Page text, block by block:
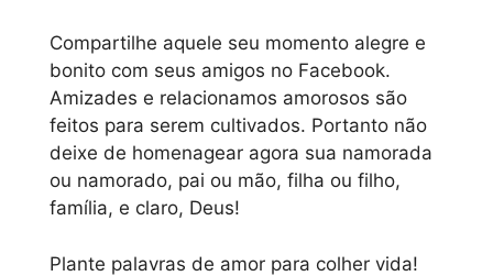
Compartilhe aquele seu momento alegre e
bonito com seus amigos no Facebook.
Amizades e relacionamos amorosos são
feitos para serem cultivados. Portanto não
deixe de homenagear agora sua namorada
ou namorado, pai ou mão, filha ou filho,
família, e claro, Deus!
Plante palavras de amor para colher vida!